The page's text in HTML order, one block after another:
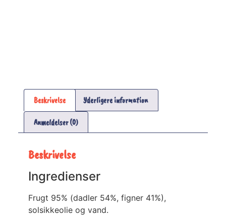
Beskrivelse Yderligere information
Anmeldelser (0)
Beskrivelse
Ingredienser
Frugt 95% (dadler 54%, figner 41%),
solsikkeolie og vand.